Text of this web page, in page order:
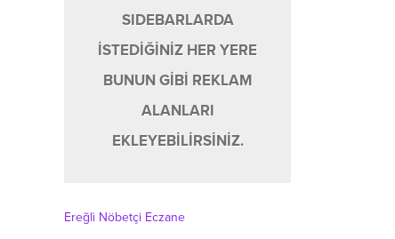
SIDEBARLARDA
İSTEDİĞİNİZ HER YERE
BUNUN GİBİ REKLAM
ALANLARI
EKLEYEBİLİRSİNİZ.
Ereğli Nöbetçi Eczane